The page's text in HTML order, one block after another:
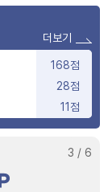
더보기
168점
28점
11점
10점
3점
3 / 6